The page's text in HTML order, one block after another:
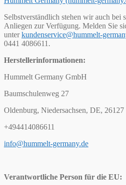
Selbstverständlich stehen wir auch bei
Anliegen zur Verfügung. Melden Sie
unterkundenservice@hummelt-
0441 4086611.
Herstellerinformationen:
Hummelt Germany GmbH
Baumschulenweg 27
Oldenburg, Niedersachsen, DE, 26127
+494414086611
info@hummelt-germany.de
Verantwortliche Person für die EU: